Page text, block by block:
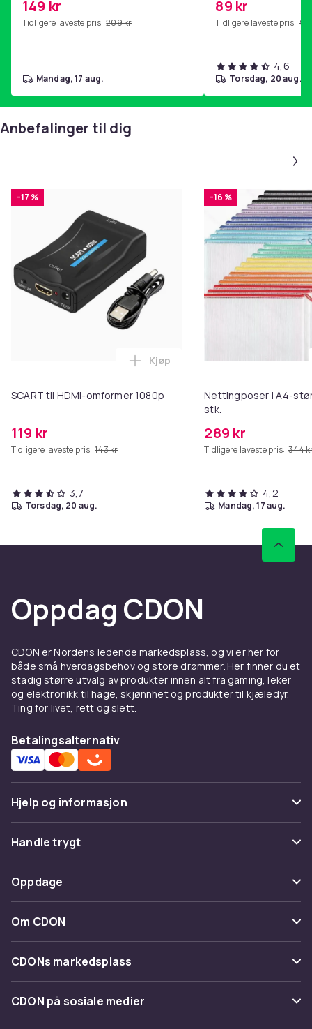
hjemmegymnastikk Purple
149 kr
Tidligere laveste pris: 209 kr
mandag, 17 aug.
89 kr
Tidligere laveste pris: 99
4,6
torsdag, 20 aug.
Anbefalinger til dig
-17 %
SCART til HDMI-omformer 1080p
119 kr
Tidligere laveste pris: 143 kr
Legg SCART til HDMI-omformer
Kjøp
3,7
torsdag, 20 aug.
-16 %
Nettingposer i A4-
stk.
289 kr
Tidligere laveste pris: 344
4,2
mandag, 17 aug.
Oppdag CDON
CDON er Nordens ledende markedsplass, og vi er her for
både små hverdagsbehov og store drømmer. Her finner du et
stadig større utvalg av produkter innen alt fra gaming, leker
og elektronikk til hage, skjønnhet og produkter til kjæledyr.
Ting for livet, rett og slett.
Betalingsalternativ
Hjelp og informasjon
Vanlige spørsmål
Spor pakke
Angre & returner her
Kontakt oss
Handle trygt
Betaling
Levering
Tilbakekallinger
Oppdage
Kategorier
Varemerker
Om CDON
Om oss
Kundeanmeldelser
Jobbe på CDON
CDONs markedsplass
Merchant Help Center
CDON på sosiale medier